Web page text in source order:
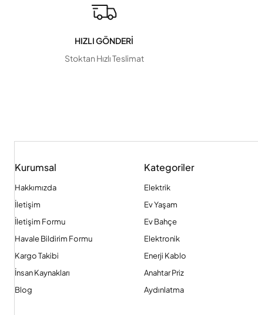
HIZLI GÖNDERİ
Stoktan Hızlı Teslimat
Kurumsal
Hakkımızda
İletişim
İletişim Formu
Havale Bildirim Formu
Kargo Takibi
İnsan Kaynakları
Blog
Kategoriler
Elektrik
Ev Yaşam
Ev Bahçe
Elektronik
Enerji Kablo
Anahtar Priz
Aydınlatma